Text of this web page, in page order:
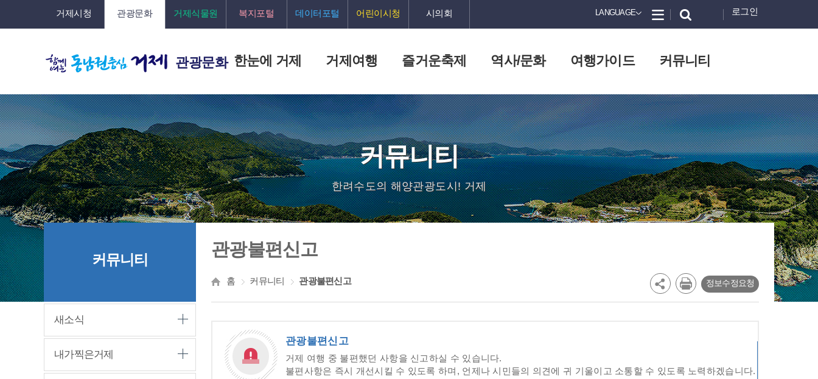
거제시청 관광문화 거제식물원 복지포털 데이터포털 어린이시청 시의회 LANGUAGE 로그인
관광문화 한눈에 거제 거제여행 즐거운축제 역사/문화 여행가이드 커뮤니티
커뮤니티
한려수도의 해양관광도시! 거제
커뮤니티
새소식
내가찍은거제
관광불편신고
홈 커뮤니티 관광불편신고 정보수정요청
관광불편신고
거제 여행 중 불편했던 사항을 신고하실 수 있습니다.
불편사항은 즉시 개선시킬 수 있도록 하며, 언제나 시민들의 의견에 귀 기울이고 소통할 수 있도록 노력하겠습니다.